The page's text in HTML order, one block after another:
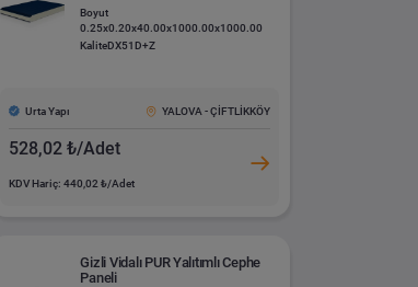
Boyut
0.25x0.20x40.00x1000.00x1000.00
KaliteDX51D+Z
Urta Yapı YALOVA - ÇİFTLİKKÖY
528,02 ₺/Adet
KDV Hariç: 440,02 ₺/Adet
Gizli Vidalı PUR Yalıtımlı Cephe
Paneli